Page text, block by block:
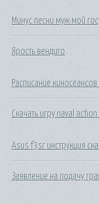
Минус песни муж мой
Ярость вендиго
Расписание
Скачать игру naval
Asus f3sr инструкция
Заявление на подачу